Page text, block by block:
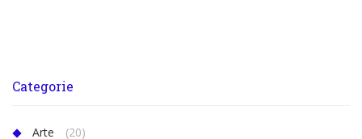
Categorie
Arte
(20)